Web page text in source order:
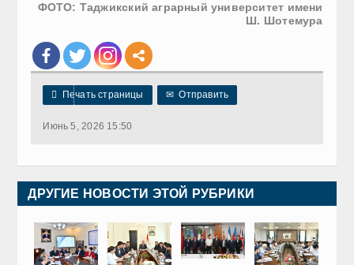
ФОТО: Таджикский аграрный университет имени
Ш. Шотемура
 Печать страницы ✉ Отправить
Июнь 5, 2026 15:50
ДРУГИЕ НОВОСТИ ЭТОЙ РУБРИКИ